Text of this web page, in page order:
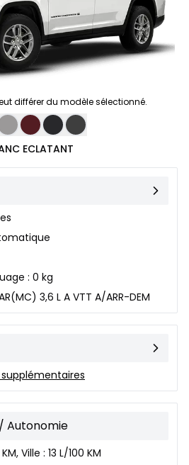
différer du modèle sélectionné.
ECLATANT
: 0 kg
3,6 L A VTT A/ARR-DEM
Autonomie
Ville : 13 L/100 KM